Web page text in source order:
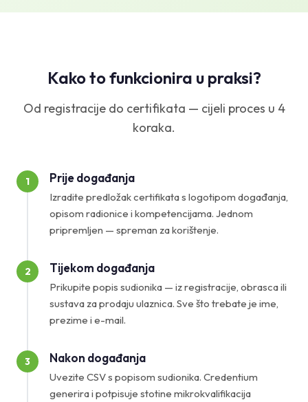
Kako to funkcionira u praksi?
Od registracije do certifikata — cijeli proces u 4
koraka.
1 Prije događanja
Izradite predložak certifikata s logotipom događanja,
opisom radionice i kompetencijama. Jednom
pripremljen — spreman za korištenje.
2 Tijekom događanja
Prikupite popis sudionika — iz registracije, obrasca ili
sustava za prodaju ulaznica. Sve što trebate je ime,
prezime i e-mail.
3 Nakon događanja
Uvezite CSV s popisom sudionika. Credentium
generira i potpisuje stotine mikrokvalifikacija